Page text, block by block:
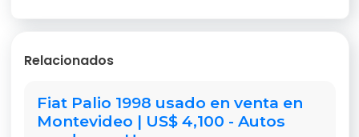
izquierda y rejilla delantera izquierda, pero
rodando sin problemas.
Palio?
El motor Fire de Fiat es famoso en Uruguay y la
Relacionados
Fiat Palio 1998 usado en venta en
Montevideo | US$ 4,100 - Autos